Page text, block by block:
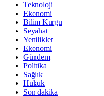
Teknoloji
Ekonomi
Bilim Kurgu
Seyahat
Yenilikler
Ekonomi
Gündem
Politika
Sağlık
Hukuk
Son dakika